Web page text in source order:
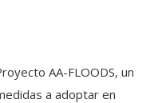
AA-FLOODS, un
a adoptar en